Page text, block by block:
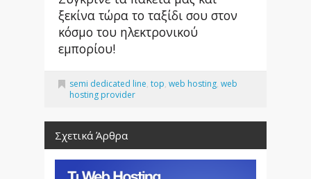
ξεκίνα τώρα το ταξίδι σου στον
κόσμο του ηλεκτρονικού
εμπορίου!
semi dedicated line, top, web hosting, web
hosting provider
Σχετικά Άρθρα